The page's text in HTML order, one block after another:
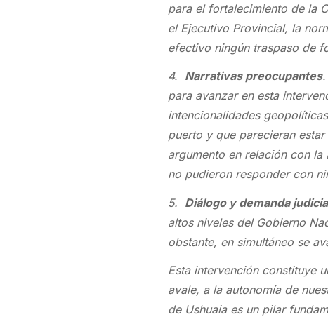
para el fortalecimiento de la
el Ejecutivo Provincial, la
efectivo ningún traspaso de
4. Narrativas preocupantes
para avanzar en esta
intencionalidades
puerto y que parecieran
argumento en relación con
no pudieron responder con
5. Diálogo y demanda
altos niveles del Gobierno
obstante, en simultáneo se
Esta intervención constituye
avale, a la autonomía de
de Ushuaia es un pilar